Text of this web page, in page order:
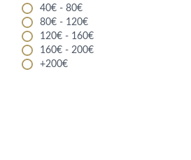
40€ - 80€
80€ - 120€
120€ - 160€
160€ - 200€
+200€